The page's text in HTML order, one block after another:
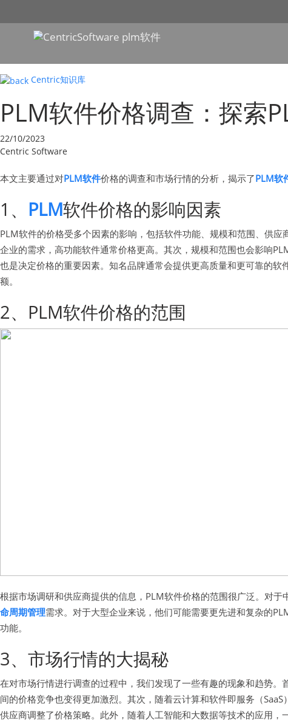
Centric知识库
PLM软件价格调查：探索
22/10/2023
Centric Software
本文主要通过对PLM软件价格的调查和市场行情的分析，揭示了PLM软
1、 PLM软件价格的影响因素
PLM软件的价格受多个因素的影响，包括软件功能、规模和范围、供
企业的需求，高功能软件通常价格更高。其次，规模和范围也会影响
也是决定价格的重要因素。知名品牌通常会提供更高质量和更可靠的
额。
2、PLM软件价格的范围
根据市场调研和供应商提供的信息，PLM软件价格的范围很广泛。对
命周期管理需求。对于大型企业来说，他们可能需要更先进和复杂的
功能。
3、市场行情的大揭秘
在对市场行情进行调查的过程中，我们发现了一些有趣的现象和趋势
间的价格竞争也变得更加激烈。其次，随着云计算和软件即服务（
供应商调整了价格策略。此外，随着人工智能和大数据等技术的应用